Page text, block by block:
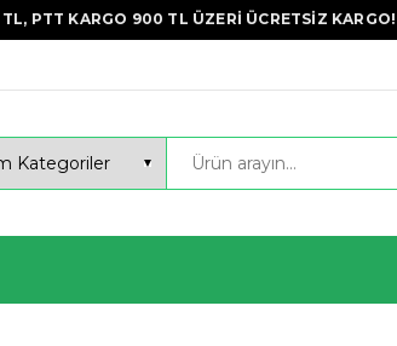
TL, PTT KARGO 900 TL ÜZERİ ÜCRETSİZ